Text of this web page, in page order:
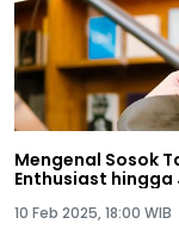
Mengenal Sosok
Enthusiast hingga
10 Feb 2025, 18:00 WIB